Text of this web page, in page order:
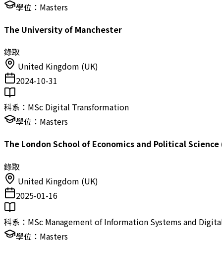
學位： Masters
The University of Manchester
錄取
United Kingdom (UK)
2024-10-31
科系： MSc Digital Transformation
學位： Masters
The London School of Economics and Political Science
錄取
United Kingdom (UK)
2025-01-16
科系： MSc Management of Information Systems and
學位： Masters